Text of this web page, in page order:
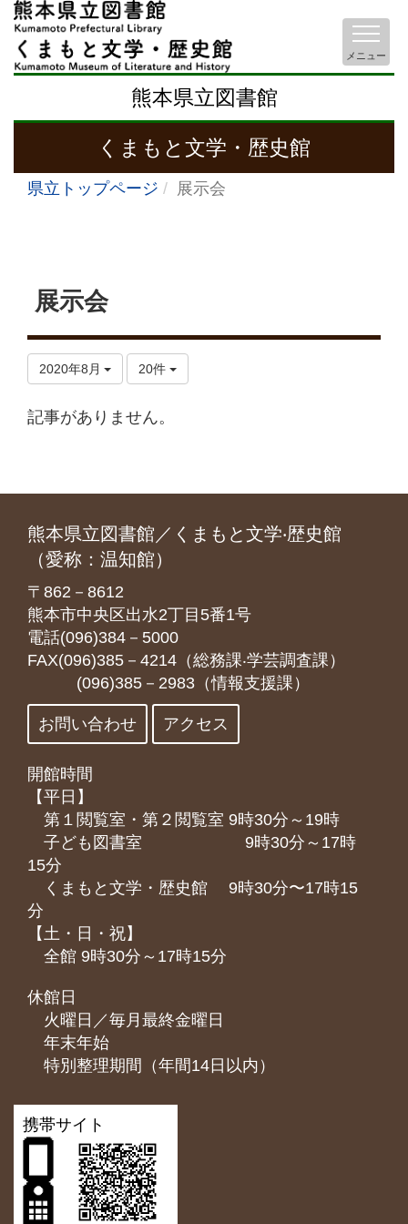
熊本県立図書館
くまもと文学・歴史館
メニュー
県立トップページ 展示会
展示会
2020年8月 20件
記事がありません。
熊本県立図書館／くまもと文学‧歴史館
（愛称：温知館）
〒862－8612
熊本市中央区出水2丁目5番1号
電話(096)384－5000
FAX(096)385－4214（総務課‧学芸調査課）
(096)385－2983（情報支援課）
お問い合わせ アクセス
開館時間
【平日】
第１閲覧室・第２閲覧室 9時30分～19時
子ども図書室 9時30分～17時
15分
くまもと⽂学・歴史館 9時30分〜17時15
分
【土・日・祝】
全館 9時30分～17時15分
休館日
火曜日／毎月最終金曜日
年末年始
特別整理期間（年間14日以内）
携帯サイト